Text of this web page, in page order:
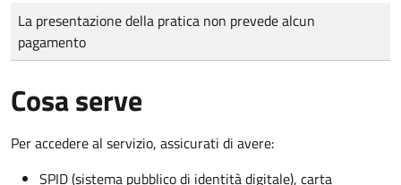
Tipo di pagamento
Importo
La presentazione della pratica non prevede alcun
pagamento
Cosa serve
Per accedere al servizio, assicurati di avere:
SPID (sistema pubblico di identità digitale), carta